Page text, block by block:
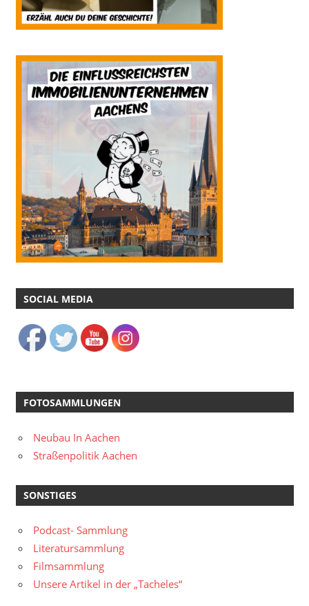
SOCIAL MEDIA
FOTOSAMMLUNGEN
Neubau In Aachen
Straßenpolitik Aachen
SONSTIGES
Podcast- Sammlung
Literatursammlung
Filmsammlung
Unsere Artikel in der „Tacheles“